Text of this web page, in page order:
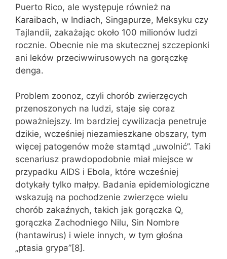
Puerto Rico, ale występuje również na
Karaibach, w Indiach, Singapurze, Meksyku czy
Tajlandii, zakażając około 100 milionów ludzi
rocznie. Obecnie nie ma skutecznej szczepionki
ani leków przeciwwirusowych na gorączkę
denga.
Problem zoonoz, czyli chorób zwierzęcych
przenoszonych na ludzi, staje się coraz
poważniejszy. Im bardziej cywilizacja penetruje
dzikie, wcześniej niezamieszkane obszary, tym
więcej patogenów może stamtąd „uwolnić”. Taki
scenariusz prawdopodobnie miał miejsce w
przypadku AIDS i Ebola, które wcześniej
dotykały tylko małpy. Badania epidemiologiczne
wskazują na pochodzenie zwierzęce wielu
chorób zakaźnych, takich jak gorączka Q,
gorączka Zachodniego Nilu, Sin Nombre
(hantawirus) i wiele innych, w tym głośna
„ptasia grypa”[8].